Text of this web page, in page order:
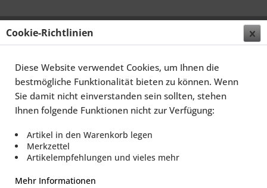
SCHMIDT FELGEN 20 ZOLL RHINO FÜR BMW 7ER
E38, HIGHGLOSS SILBER
Cookie-Richtlinien
Diese Website verwendet Cookies, um Ihnen die
bestmögliche Funktionalität bieten zu können. Wenn
Sie damit nicht einverstanden sein sollten, stehen
Ihnen folgende Funktionen nicht zur Verfügung:
Artikel in den Warenkorb legen
Merkzettel
Artikelempfehlungen und vieles mehr
Mehr Informationen